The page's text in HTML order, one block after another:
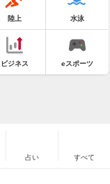
陸上 水泳
ビジネス eスポーツ
占い すべて